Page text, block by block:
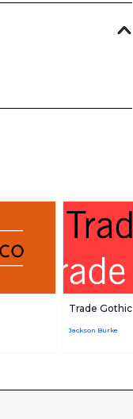
Trade Gothic
Jackson Burke